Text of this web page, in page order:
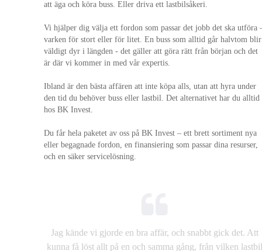
att äga och köra buss. Eller driva ett lastbilsåkeri.
Vi hjälper dig välja ett fordon som passar det jobb det ska utföra
varken för stort eller för litet. En buss som alltid går halvtom blir
väldigt dyr i längden - det gäller att göra rätt från början och det
är där vi kommer in med vår expertis.
Ibland är den bästa affären att inte köpa alls, utan att hyra under
den tid du behöver buss eller lastbil. Det alternativet har du alltid
hos BK Invest.
Du får hela paketet av oss på BK Invest – ett brett sortiment nya
eller begagnade fordon, en finansiering som passar dina resurser,
och en säker servicelösning.
Jag kände vi gjorde en bra affär, och snabbt gick det. Att
kunna få löst allt på en och samma gång, från vilken lastbil